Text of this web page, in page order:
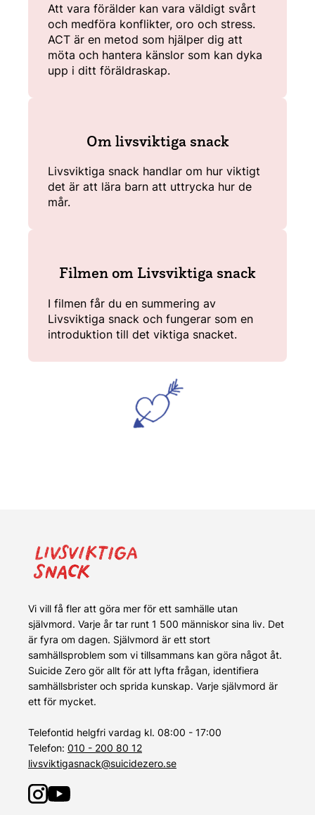
Att vara förälder kan vara väldigt svårt
och medföra konflikter, oro och stress.
ACT är en metod som hjälper dig att
möta och hantera känslor som kan dyka
upp i ditt föräldraskap.
Om livsviktiga snack
Livsviktiga snack handlar om hur viktigt
det är att lära barn att uttrycka hur de
mår.
Filmen om Livsviktiga snack
I filmen får du en summering av
Livsviktiga snack och fungerar som en
introduktion till det viktiga snacket.
Vi vill få fler att göra mer för ett samhälle utan
självmord. Varje år tar runt 1 500 människor sina liv. Det
är fyra om dagen. Självmord är ett stort
samhällsproblem som vi tillsammans kan göra något åt.
Suicide Zero gör allt för att lyfta frågan, identifiera
samhällsbrister och sprida kunskap. Varje självmord är
ett för mycket.
Telefontid helgfri vardag kl. 08:00 - 17:00
Telefon: 010 - 200 80 12
livsviktigasnack@suicidezero.se